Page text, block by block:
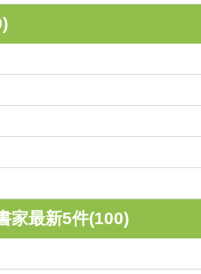
家最新5件(100)